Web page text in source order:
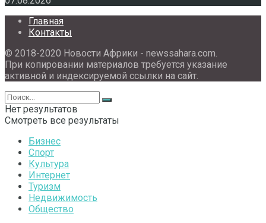
Главная
Контакты
© 2018-2020 Новости Африки - newssahara.com.
При копировании материалов требуется указание
активной и индексируемой ссылки на сайт.
Нет результатов
Смотреть все результаты
Бизнес
Спорт
Культура
Интернет
Туризм
Недвижимость
Общество